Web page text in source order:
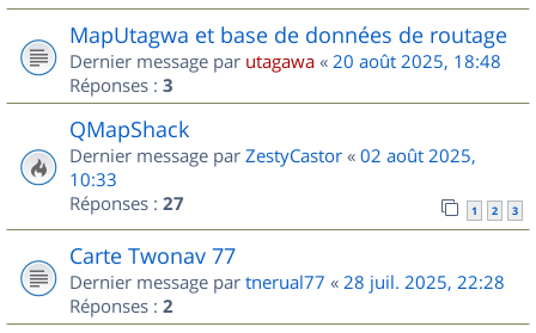
MapUtagwa et base de données de routage
Dernier message par utagawa « 20 août 2025, 18:48
Réponses : 3
QMapShack
Dernier message par ZestyCastor « 02 août 2025,
10:33
Réponses : 27 1 2 3
Carte Twonav 77
Dernier message par tnerual77 « 28 juil. 2025, 22:28
Réponses : 2